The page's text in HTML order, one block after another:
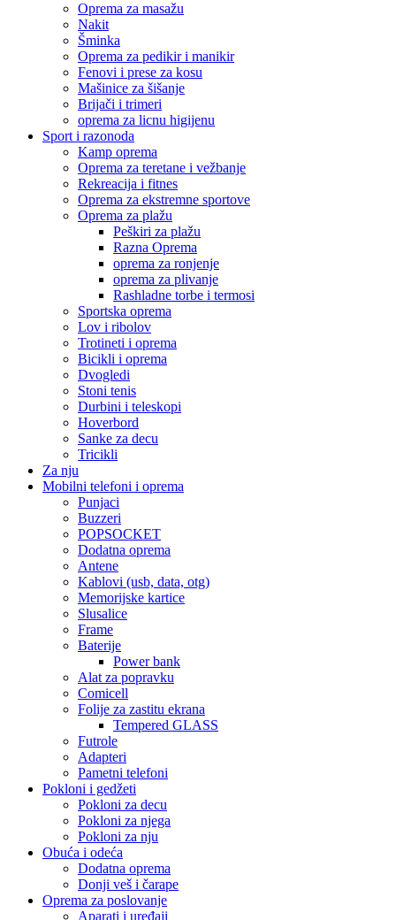
Oprema za masažu
Nakit
Šminka
Oprema za pedikir i manikir
Fenovi i prese za kosu
Mašinice za šišanje
Brijači i trimeri
oprema za licnu higijenu
Sport i razonoda
Kamp oprema
Oprema za teretane i vežbanje
Rekreacija i fitnes
Oprema za ekstremne sportove
Oprema za plažu
Peškiri za plažu
Razna Oprema
oprema za ronjenje
oprema za plivanje
Rashladne torbe i termosi
Sportska oprema
Lov i ribolov
Trotineti i oprema
Bicikli i oprema
Dvogledi
Stoni tenis
Durbini i teleskopi
Hoverbord
Sanke za decu
Tricikli
Za nju
Mobilni telefoni i oprema
Punjaci
Buzzeri
POPSOCKET
Dodatna oprema
Antene
Kablovi (usb, data, otg)
Memorijske kartice
Slusalice
Frame
Baterije
Power bank
Alat za popravku
Comicell
Folije za zastitu ekrana
Tempered GLASS
Futrole
Adapteri
Pametni telefoni
Pokloni i gedžeti
Pokloni za decu
Pokloni za njega
Pokloni za nju
Obuća i odeća
Dodatna oprema
Donji veš i čarape
Oprema za poslovanje
Aparati i uređaji